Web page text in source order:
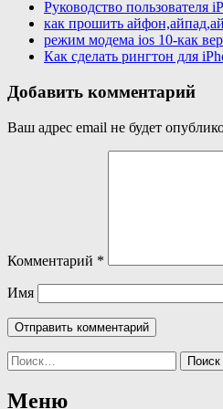
Руководство пользователя
как прошить
режим модема ios 10-как
Как сделать рингтон для
Добавить комментарий
Ваш адрес email не будет
Комментарий *
Имя
Найти:
Меню